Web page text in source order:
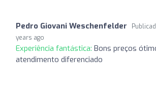
Pedro Giovani Weschenfelder
years ago
Experiência fantástica: Bons preços
atendimento diferenciado